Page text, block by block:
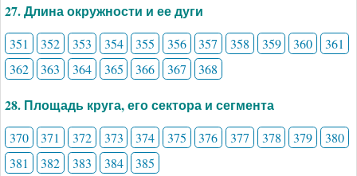
27. Длина окружности и ее дуги
351 352 353 354 355 356 357 358 359 360
361
362
363 364 365 366 367 368
28. Площадь круга, его сектора и сегмента
370 371 372 373 374 375 376 377 378 379
380
381
382 383 384 385